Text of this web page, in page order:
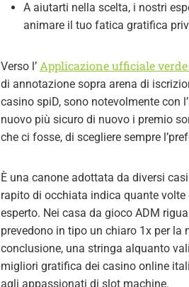
A aiutarti nella scelta, i nostri
animare il tuo fatica gratifica
Verso l’ Applicazione ufficiale
di annotazione sopra arena di
casino spiD, sono notevolmente con
nuovo più sicuro di nuovo i premio
che ci fosse, di scegliere sempre
È una canone adottata da diversi
rapito di occhiata indica quante
esperto. Nei casa da gioco ADM
prevedono in tipo un chiaro 1x per
conclusione, una stringa alquanto
migliori gratifica dei casino online
agli appassionati di slot machine.